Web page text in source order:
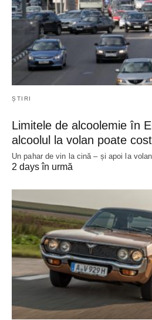
ȘTIRI
Limitele de alcoolemie în
alcoolul la volan poate
Un pahar de vin la cină – și apoi la
2 days în urmă